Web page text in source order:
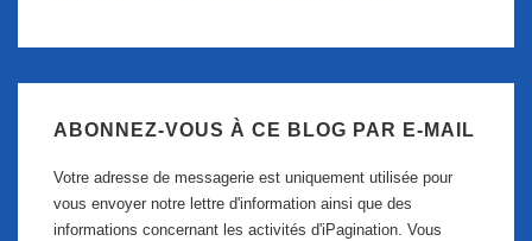
ABONNEZ-VOUS À CE BLOG PAR E-MAIL
Votre adresse de messagerie est uniquement utilisée pour
vous envoyer notre lettre d'information ainsi que des
informations concernant les activités d'iPagination. Vous